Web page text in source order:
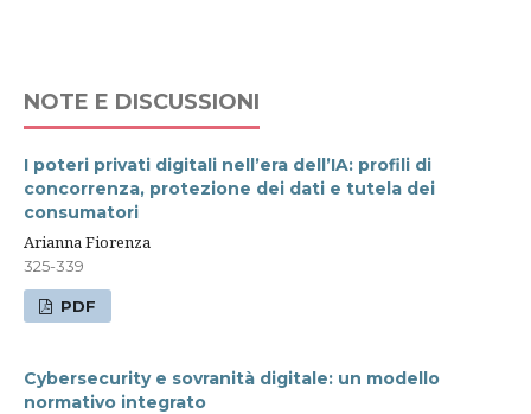
NOTE E DISCUSSIONI
I poteri privati digitali nell’era dell’IA: profili di
concorrenza, protezione dei dati e tutela dei
consumatori
Arianna Fiorenza
325-339
PDF
Cybersecurity e sovranità digitale: un modello
normativo integrato